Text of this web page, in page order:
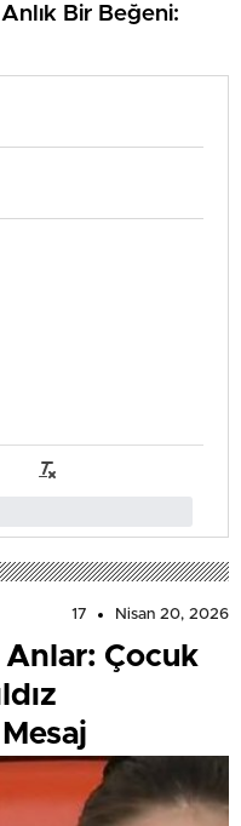
Bir Beğeni:
17 Nisan 20, 2026
Anlar: Çocuk